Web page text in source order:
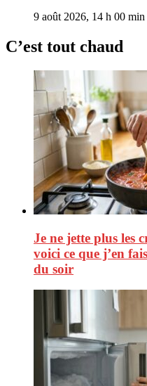
9 août 2026, 14 h 00 min
C’est tout chaud
Je ne jette plus les
voici ce que j’en
du soir